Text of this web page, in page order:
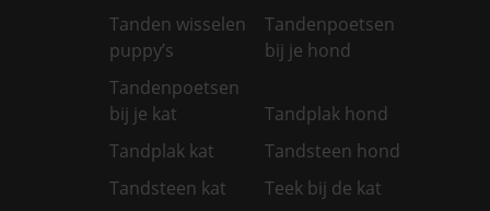
Tanden wisselen
puppy’s
Tandenpoetsen
bij je hond
Tandenpoetsen
bij je kat
Tandplak hond
Tandplak kat
Tandsteen hond
Tandsteen kat
Teek bij de kat